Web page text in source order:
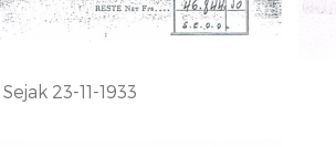
Sejak 23-11-1933